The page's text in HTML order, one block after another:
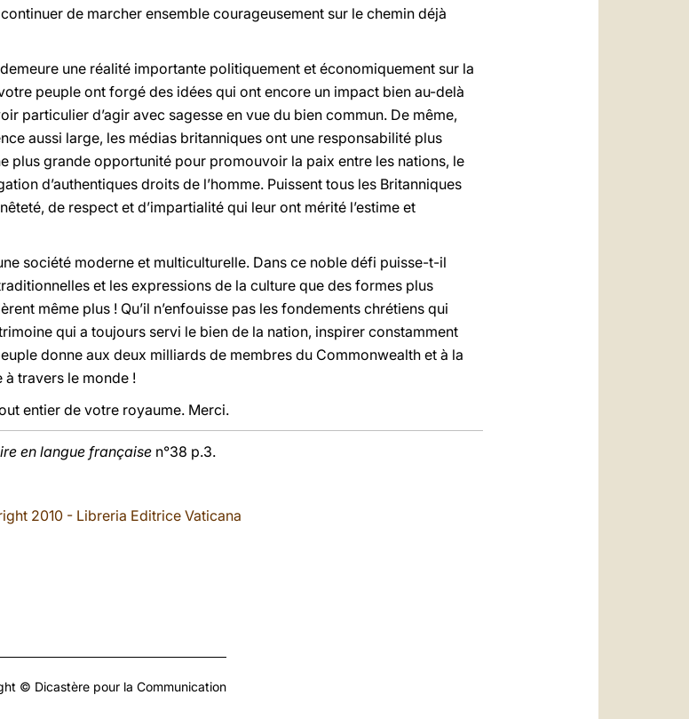
de marcher ensemble courageusement sur le chemin déjà
une réalité importante politiquement et économiquement sur la
peuple ont forgé des idées qui ont encore un impact bien au-delà
particulier d’agir avec sagesse en vue du bien commun. De même,
aussi large, les médias britanniques ont une responsabilité plus
plus grande opportunité pour promouvoir la paix entre les nations, le
d’authentiques droits de l’homme. Puissent tous les Britanniques
de respect et d’impartialité qui leur ont mérité l’estime et
société moderne et multiculturelle. Dans ce noble défi puisse-t-il
et les expressions de la culture que des formes plus
même plus ! Qu’il n’enfouisse pas les fondements chrétiens qui
qui a toujours servi le bien de la nation, inspirer constamment
donne aux deux milliards de membres du Commonwealth et à la
travers le monde !
entier de votre royaume. Merci.
en langue française n°38 p.3.
2010 - Libreria Editrice Vaticana
© Dicastère pour la Communication